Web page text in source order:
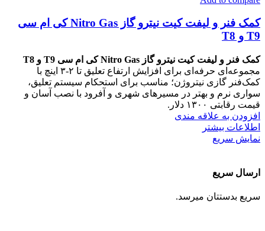
کمک‌ فنر و لیفت‌ کیت نیترو گاز Nitro Gas کی ام سی
T9 و T8
کمک‌ فنر و لیفت‌ کیت نیترو گاز Nitro Gas کی ام سی T9 و T8
مجموعه‌ای حرفه‌ای برای افزایش ارتفاع تعلیق تا ۲‑۳ اینچ با
کمک‌فنر گازی نیتروژن؛ مناسب برای استحکام سیستم تعلیق،
سواری نرم و بهتر در مسیرهای شهری و آفرود با نصب آسان و
قیمت رقابتی ۱۳۰۰ دلار.
افزودن به علاقه مندی
اطلاعات بیشتر
نمایش سریع
ارسال سریع
سریع بدستتان میرسد.